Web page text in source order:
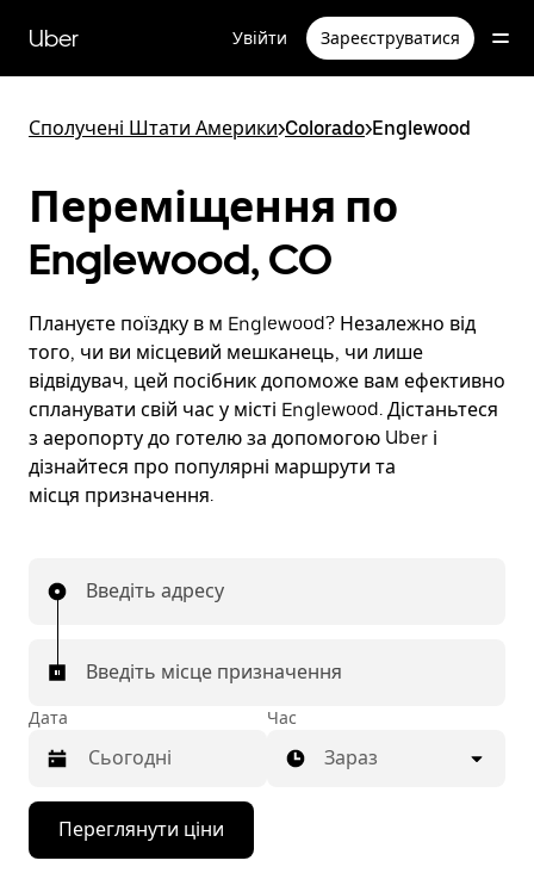
основного
вмісту
Uber Увійти Зареєструватися
Сполучені Штати Америки>Colorado>Englewood
Переміщення по
Englewood, CO
Плануєте поїздку в м Englewood? Незалежно від
того, чи ви місцевий мешканець, чи лише
відвідувач, цей посібник допоможе вам ефективно
спланувати свій час у місті Englewood. Дістаньтеся
з аеропорту до готелю за допомогою Uber і
дізнайтеся про популярні маршрути та
місця призначення.
Введіть адресу
Введіть місце призначення
Дата
Натисніть
клавішу
зі
Час
Зараз
Переглянути ціни